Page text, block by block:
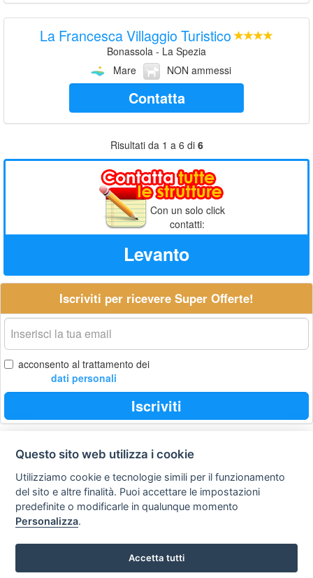
La Francesca Villaggio Turistico
Bonassola - La Spezia
Mare
NON ammessi
Contatta
Risultati da 1 a 6 di 6
Con un solo click
contatti:
Levanto
Iscriviti per ricevere Super Offerte!
La
tua
email
acconsento al trattamento dei
dati personali
Iscriviti
Privacy
policy
Avviso
legale
Preferenze cookie
Copyright © 2008
SVILUPPO TURISMO ITALIA S.r.L. unipersonale
P.IVA: 01665350433 - R.E.A. FM-195884 Via A. Costa, 2
Questo sito web utilizza i cookie
Utilizziamo cookie e tecnologie simili per il funzionamento
del sito e altre finalità. Puoi accettare le impostazioni
predefinite o modificarle in qualunque momento
Personalizza.
Accetta tutti